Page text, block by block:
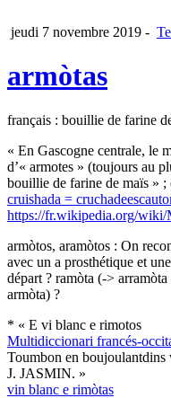
jeudi 7 novembre 2019 -
armòtas
français : bouillie de farine
« En Gascogne centrale, le
d’« armotes » (toujours au
bouillie de farine de maïs » ;
cruishada = cruchade
https://fr.wikipedia.org/wiki/
armòtos, aramòtos : On
avec un a prosthétique et
départ ? ramòta (->
armòta) ?
* « E vi blanc e rimotos
Multidiccionari francés-
Toumbon en boujoulantdins
J. JASMIN. »
vin blanc e rimòtas